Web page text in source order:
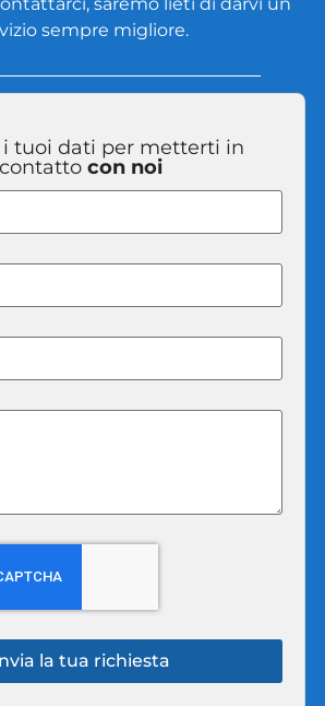
sempre migliore.
i tuoi dati per metterti in
contatto con noi
la tua richiesta